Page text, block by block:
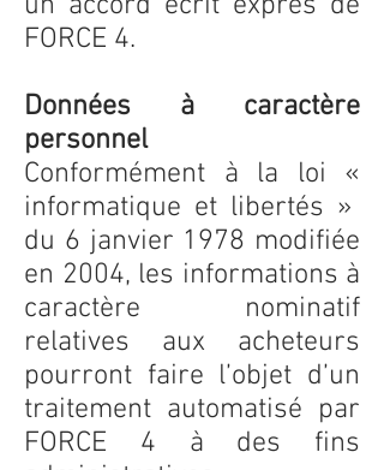
FORCE 4.
Données à caractère
personnel
Conformément à la loi «
informatique et libertés »
du 6 janvier 1978 modifiée
en 2004, les informations à
caractère nominatif
relatives aux acheteurs
pourront faire l’objet d’un
traitement automatisé par
FORCE 4 à des fins